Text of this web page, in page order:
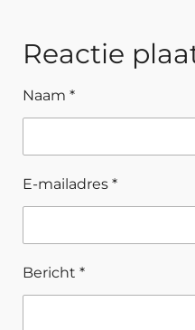
Reactie
Naam *
E-mailadres *
Bericht *